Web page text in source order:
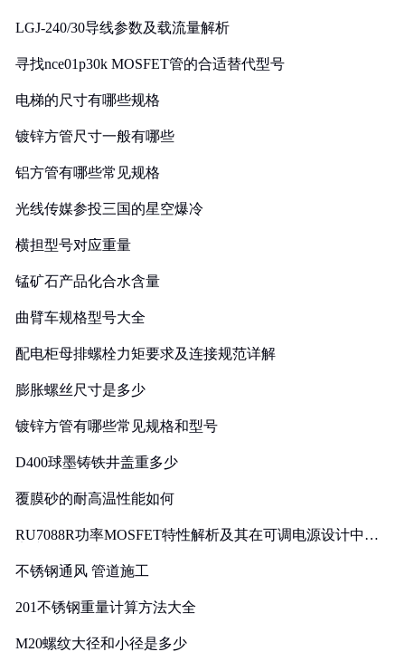
LGJ-240/30导线参数及载流量解析
寻找nce01p30k MOSFET管的合适替代型号
电梯的尺寸有哪些规格
镀锌方管尺寸一般有哪些
铝方管有哪些常见规格
光线传媒参投三国的星空爆冷
横担型号对应重量
锰矿石产品化合水含量
曲臂车规格型号大全
配电柜母排螺栓力矩要求及连接规范详解
膨胀螺丝尺寸是多少
镀锌方管有哪些常见规格和型号
D400球墨铸铁井盖重多少
覆膜砂的耐高温性能如何
RU7088R功率MOSFET特性解析及其在可调电源设计中的
不锈钢通风 管道施工
201不锈钢重量计算方法大全
M20螺纹大径和小径是多少